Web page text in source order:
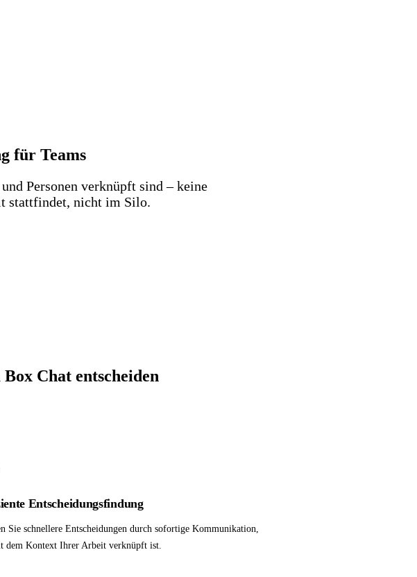
für Teams
Personen verknüpft sind – keine
stattfindet, nicht im Silo.
Chat entscheiden
Entscheidungsfindung
Sie schnellere Entscheidungen durch sofortige Kommunikation,
dem Kontext Ihrer Arbeit verknüpft ist.